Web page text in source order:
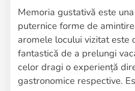
Memoria gustativă este
puternice forme de
aromele locului vizitat este
fantastică de a prelungi
celor dragi o experiență
gastronomice respective.